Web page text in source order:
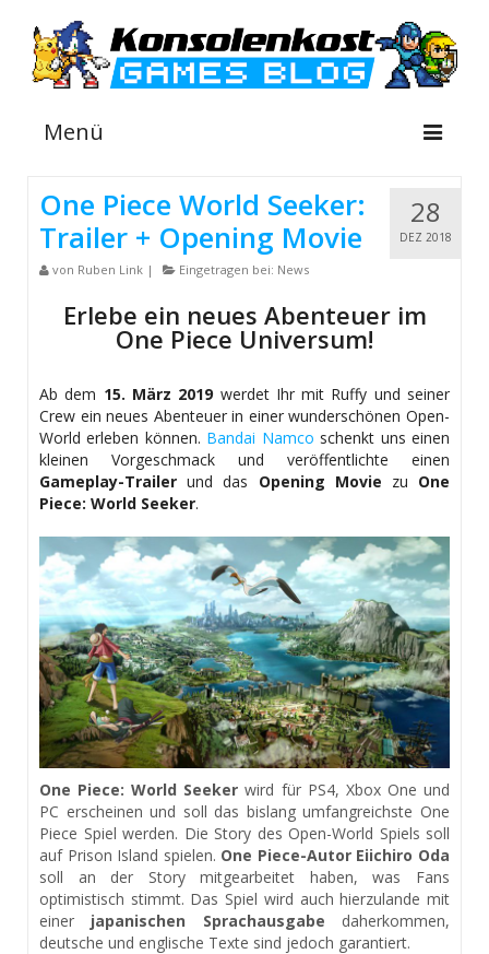
Menü
NEWS
INFOS
GUIDES
28
DEZ 2018
One Piece World Seeker:
Trailer + Opening Movie
von Ruben Link | Eingetragen bei: News
Erlebe ein neues Abenteuer im
One Piece Universum!
Ab dem 15. März 2019 werdet Ihr mit Ruffy und seiner
Crew ein neues Abenteuer in einer wunderschönen Open-
World erleben können. Bandai Namco schenkt uns einen
kleinen Vorgeschmack und veröffentlichte einen
Gameplay-Trailer und das Opening Movie zu One
Piece: World Seeker.
One Piece: World Seeker wird für PS4, Xbox One und
PC erscheinen und soll das bislang umfangreichste One
Piece Spiel werden. Die Story des Open-World Spiels soll
auf Prison Island spielen. One Piece-Autor Eiichiro Oda
soll an der Story mitgearbeitet haben, was Fans
optimistisch stimmt. Das Spiel wird auch hierzulande mit
einer japanischen Sprachausgabe daherkommen,
deutsche und englische Texte sind jedoch garantiert.